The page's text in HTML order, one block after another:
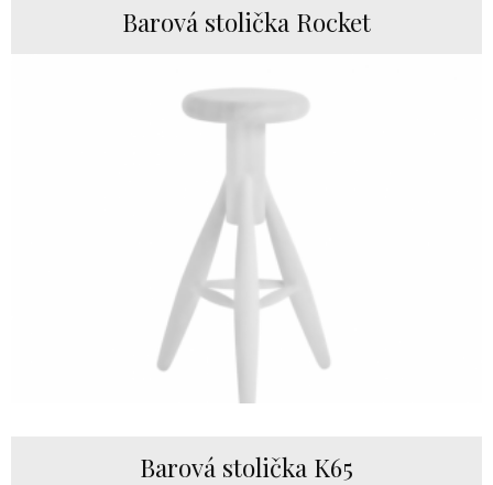
Barová stolička Rocket
Barová stolička K65